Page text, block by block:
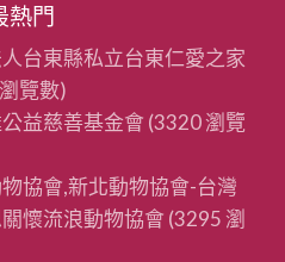
熱門
台東縣私立台東仁愛之家
覽數)
益慈善基金會 (3320 瀏覽
協會,新北動物協會-台灣
懷流浪動物協會 (3295 瀏